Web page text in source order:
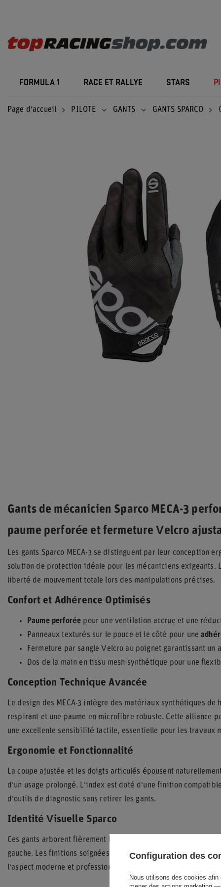
FORMULA 1 RACE ET RALLYE STARS
Page d'accueil PILOTE GANTS GANTS SPARCO
Gants de mécanicien Sparco MECA-3
paume perforée et fermeture Velcro
Les gants Sparco MECA-3 se distinguent par leur conception
solution de protection idéale pour les mécaniciens exigeants.
liberté de mouvement totale lors des manipulations précises.
Confort et Adhérence Optimisés
Paume perforée pour une ventilation accrue et une
Panneaux texturés sur le pouce et le côté pour une
Fermeture par sangle Velcro au poignet garantissant un
Dos de la main en tissu mesh synthétique pour une
Conception Technique Avancée
Le design des MECA-3 intègre des matériaux synthétiques de
respirant et une paume en microfibre robuste. Cette alliance
une excellente sensibilité tactile, essentielle pour les travaux
Ergonomie et Fonctionnalité
La coupe ajustée et les doigts articulés épousent
d'un usage prolongé. L'index est doté d'une finition
d'outils de diagnostic sans retirer les gants.
Identité Visuelle Sparco
Ces gants arborent fièrement l'identité de la marque avec un
gauche. Les finitions soignées incluent des logos embossés
l'aspect moderne et professionnel de cet équipement
Configuration des
Nous utilisons des cookies afin